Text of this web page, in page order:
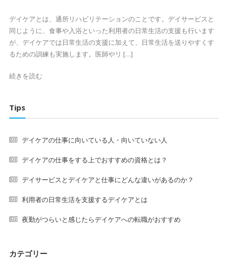
デイケアとは、通所リハビリテーションのことです。デイサービスと
同じように、食事や入浴といった利用者の日常生活の支援も行います
が、デイケアでは日常生活の支援に加えて、日常生活を送りやすくす
るための訓練も実施します。医師やリ […]
続きを読む
Tips
デイケアの仕事に向いている人・向いていない人
デイケアの仕事をする上でおすすめの資格とは？
デイサービスとデイケアと仕事にどんな違いがあるのか？
利用者の日常生活を支援するデイケアとは
夜勤がつらいと感じたらデイケアへの転職がおすすめ
カテゴリー